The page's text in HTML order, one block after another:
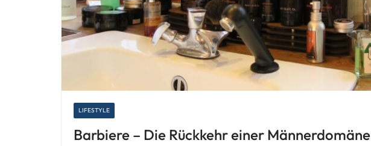
LIFESTYLE
Barbiere – Die Rückkehr einer Männerdomäne